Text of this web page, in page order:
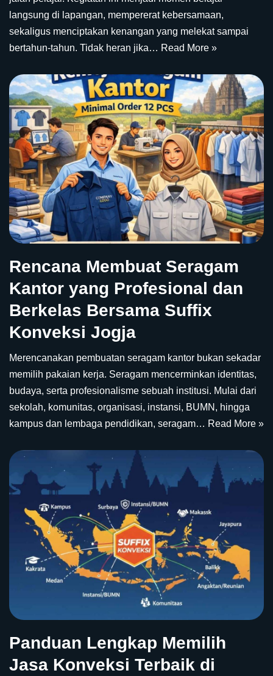
langsung di lapangan, mempererat kebersamaan,
sekaligus menciptakan kenangan yang melekat sampai
bertahun-tahun. Tidak heran jika… Read More »
Rencana Membuat Seragam
Kantor yang Profesional dan
Berkelas Bersama Suffix
Konveksi Jogja
Merencanakan pembuatan seragam kantor bukan sekadar
memilih pakaian kerja. Seragam mencerminkan identitas,
budaya, serta profesionalisme sebuah institusi. Mulai dari
sekolah, komunitas, organisasi, instansi, BUMN, hingga
kampus dan lembaga pendidikan, seragam… Read More »
Panduan Lengkap Memilih
Jasa Konveksi Terbaik di